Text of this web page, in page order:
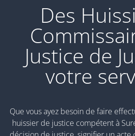
Des
Justice de
votre
Que vous ayez besoin de faire
huissier de justice compétent à